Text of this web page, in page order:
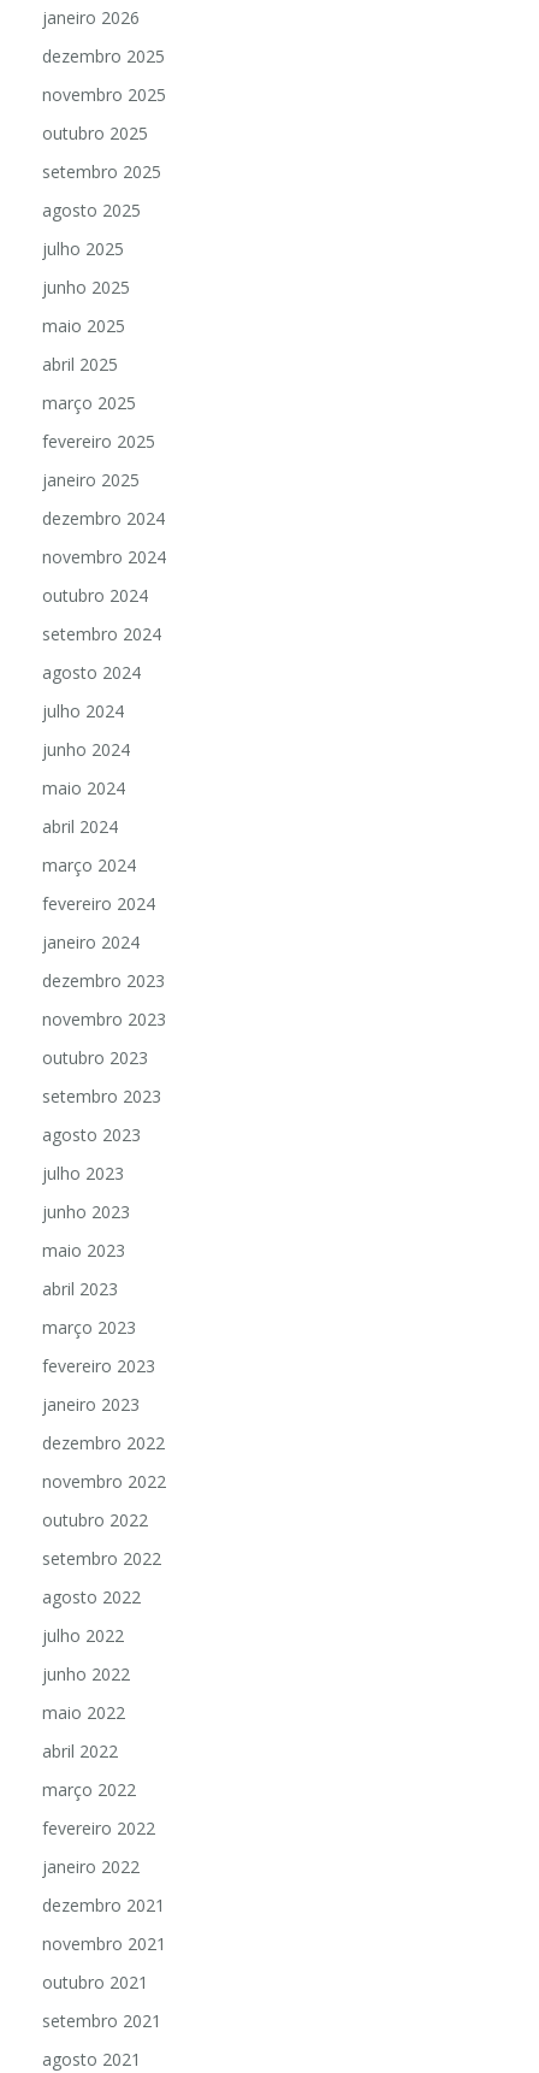
janeiro 2026
dezembro 2025
novembro 2025
outubro 2025
setembro 2025
agosto 2025
julho 2025
junho 2025
maio 2025
abril 2025
março 2025
fevereiro 2025
janeiro 2025
dezembro 2024
novembro 2024
outubro 2024
setembro 2024
agosto 2024
julho 2024
junho 2024
maio 2024
abril 2024
março 2024
fevereiro 2024
janeiro 2024
dezembro 2023
novembro 2023
outubro 2023
setembro 2023
agosto 2023
julho 2023
junho 2023
maio 2023
abril 2023
março 2023
fevereiro 2023
janeiro 2023
dezembro 2022
novembro 2022
outubro 2022
setembro 2022
agosto 2022
julho 2022
junho 2022
maio 2022
abril 2022
março 2022
fevereiro 2022
janeiro 2022
dezembro 2021
novembro 2021
outubro 2021
setembro 2021
agosto 2021